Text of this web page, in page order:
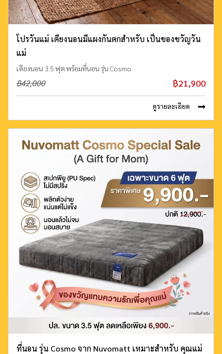
โปรวันแม่ เตียงนอนมีแผงกันตกสำหรับ เป็นของขวัญวัน
แม่
เตียงนอน 3.5 ฟุต พร้อมที่นอน รุ่น Cosmo
฿21,900
฿42,000
ดูรายละเอียด
ที่นอน รุ่น Cosmo จาก Nuvomatt เหมาะสำหรับ คุณแม่